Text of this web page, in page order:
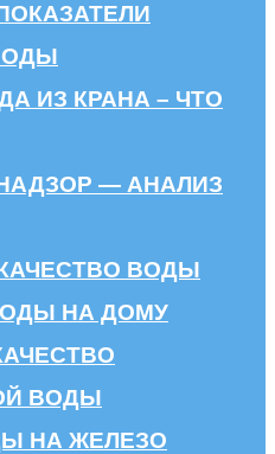
ИЗ КРАНА – ЧТО
— АНАЛИЗ
ВОДЫ
НА ДОМУ
ВОДЫ
НА ЖЕЛЕЗО